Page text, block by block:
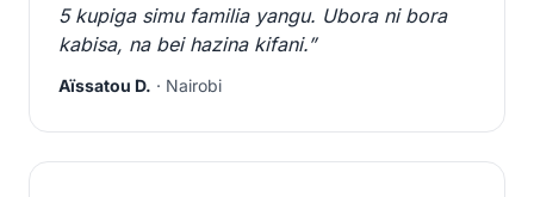
5 kupiga simu familia yangu. Ubora ni bora
kabisa, na bei hazina kifani.”
Aïssatou D. · Nairobi